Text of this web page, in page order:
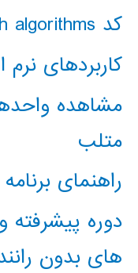
کد classical AI search algorithms
کاربردهای نرم
مشاهده
متلب
راهنمای
دوره
های بدون